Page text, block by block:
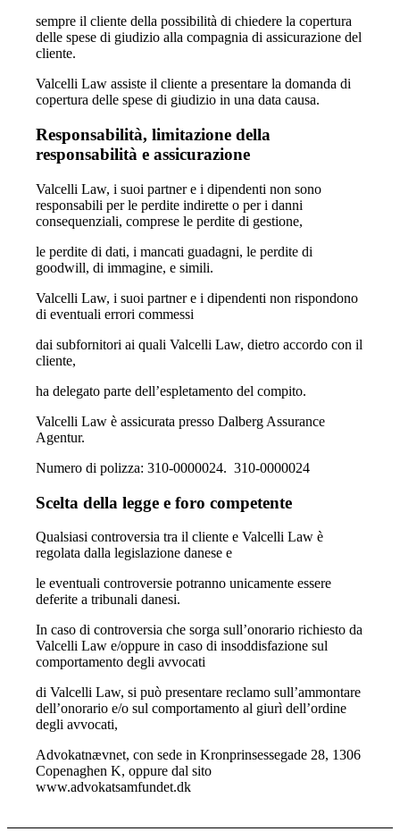
sempre il cliente della possibilità di chiedere la copertura
delle spese di giudizio alla compagnia di assicurazione del
cliente.
Valcelli Law assiste il cliente a presentare la domanda di
copertura delle spese di giudizio in una data causa.
Responsabilità, limitazione della
responsabilità e assicurazione
Valcelli Law, i suoi partner e i dipendenti non sono
responsabili per le perdite indirette o per i danni
consequenziali, comprese le perdite di gestione,
le perdite di dati, i mancati guadagni, le perdite di
goodwill, di immagine, e simili.
Valcelli Law, i suoi partner e i dipendenti non rispondono
di eventuali errori commessi
dai subfornitori ai quali Valcelli Law, dietro accordo con il
cliente,
ha delegato parte dell’espletamento del compito.
Valcelli Law è assicurata presso Dalberg Assurance
Agentur.
Numero di polizza: 310-0000024. 310-0000024
Scelta della legge e foro competente
Qualsiasi controversia tra il cliente e Valcelli Law è
regolata dalla legislazione danese e
le eventuali controversie potranno unicamente essere
deferite a tribunali danesi.
In caso di controversia che sorga sull’onorario richiesto da
Valcelli Law e/oppure in caso di insoddisfazione sul
comportamento degli avvocati
di Valcelli Law, si può presentare reclamo sull’ammontare
dell’onorario e/o sul comportamento al giurì dell’ordine
degli avvocati,
Advokatnævnet, con sede in Kronprinsessegade 28, 1306
Copenaghen K, oppure dal sito
www.advokatsamfundet.dk